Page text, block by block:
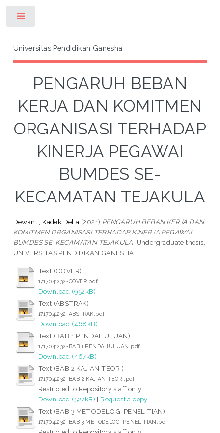
Universitas Pendidikan Ganesha
PENGARUH BEBAN
KERJA DAN KOMITMEN
ORGANISASI TERHADAP
KINERJA PEGAWAI
BUMDES SE-
KECAMATAN TEJAKULA
Dewanti, Kadek Delia (2021) PENGARUH BEBAN KERJA DAN
KOMITMEN ORGANISASI TERHADAP KINERJA PEGAWAI
BUMDES SE-KECAMATAN TEJAKULA. Undergraduate thesis,
UNIVERSITAS PENDIDIKAN GANESHA.
Text (COVER)
1717041232-COVER.pdf
Download (952kB)
Text (ABSTRAK)
1717041232-ABSTRAK.pdf
Download (468kB)
Text (BAB 1 PENDAHULUAN)
1717041232-BAB 1 PENDAHULUAN.pdf
Download (467kB)
Text (BAB 2 KAJIAN TEORI)
1717041232-BAB 2 KAJIAN TEORI.pdf
Restricted to Repository staff only
Download (527kB) | Request a copy
Text (BAB 3 METODELOGI PENELITIAN)
1717041232-BAB 3 METODELOGI PENELITIAN.pdf